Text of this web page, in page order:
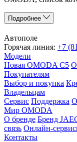
Подробнее
Автополе
Горячая линия: +7
Модели
Новая OMODA C5
Покупателям
Выбор и покупка
Владельцам
Сервис Поддержка
Мир OMODA
О бренде Бренд
связь Онлайн-
Контакты